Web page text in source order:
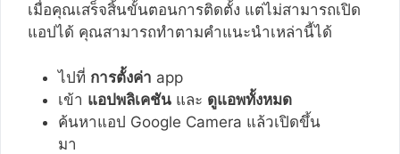
เมื่อคุณเสร็จสิ้นขั้นตอนการติดตั้ง แต่ไม่สามารถเปิด
แอปได้ คุณสามารถทำตามคำแนะนำเหล่านี้ได้
ไปที่ การตั้งค่า app
เข้า แอปพลิเคชัน และ ดูแอพทั้งหมด
ค้นหาแอป Google Camera แล้วเปิดขึ้น
มา